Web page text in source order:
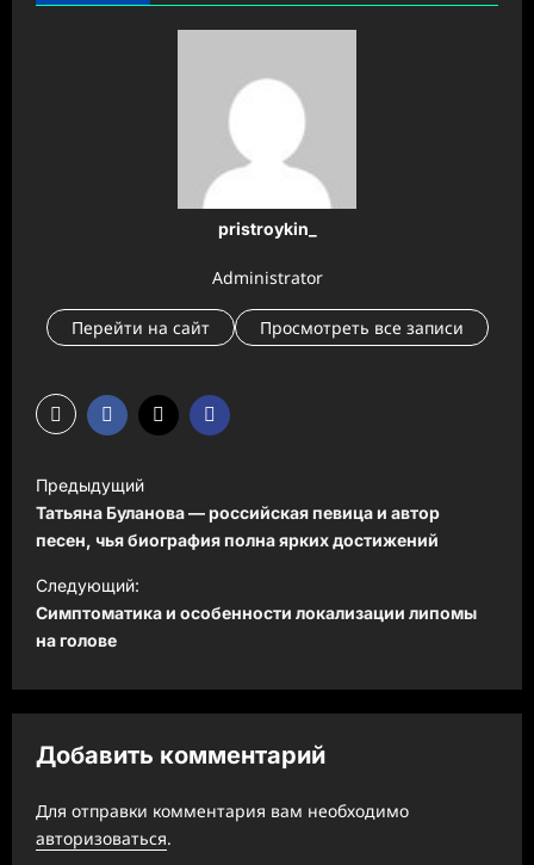
pristroykin_
Administrator
Перейти на сайт Просмотреть все записи
Н
а
в
и
г
а
ц
я
з
а
Предыдущий
Татьяна Буланова — российская певица и автор
песен, чья биография полна ярких достижений
Следующий:
Симптоматика и особенности локализации липомы
на голове
Добавить комментарий
Для отправки комментария вам необходимо
авторизоваться.